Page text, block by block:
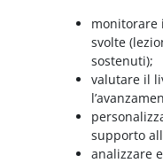
monitorare
svolte
sostenuti);
valutare il
supporto
analizzare